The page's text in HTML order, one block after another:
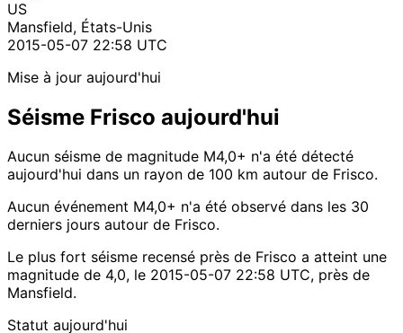
US
Mansfield, États-Unis
2015-05-07 22:58 UTC
Mise à jour aujourd'hui
Séisme Frisco aujourd'hui
Aucun séisme de magnitude M4,0+ n'a été détecté
aujourd'hui dans un rayon de 100 km autour de Frisco.
Aucun événement M4,0+ n'a été observé dans les 30
derniers jours autour de Frisco.
Le plus fort séisme recensé près de Frisco a atteint une
magnitude de 4,0, le 2015-05-07 22:58 UTC, près de
Mansfield.
Statut aujourd'hui